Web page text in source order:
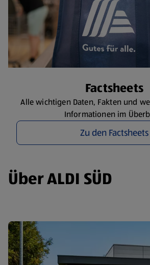
​Factsheets
Alle wichtigen Daten, Fakten und
Informationen im
Zu den Factsheets
Über ALDI SÜD